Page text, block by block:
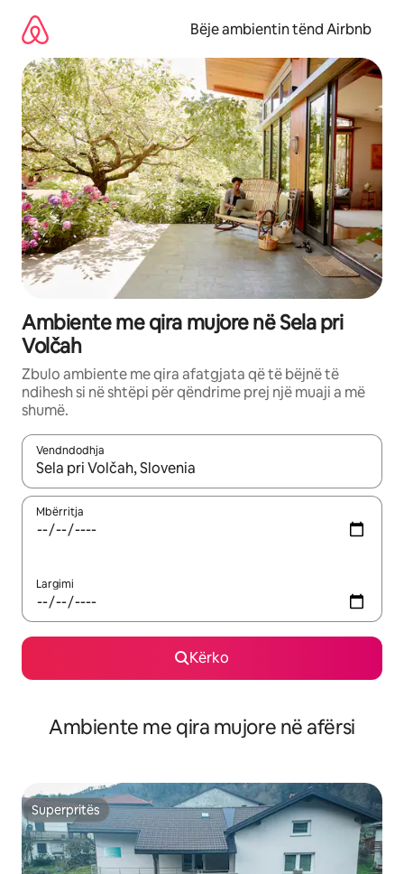
përmbajtja
Bëje ambientin tënd Airbnb
Ambiente me qira mujore në Sela pri
Volčah
Zbulo ambiente me qira afatgjata që të bëjnë të
ndihesh si në shtëpi për qëndrime prej një muaji a më
shumë.
Vendndodhja
Kur rezultatet të jenë të disponueshme, lëviz me butonat e
Mbërritja
Largimi
Kërko
Ambiente me qira mujore në afërsi
Superpritës
Superpritës